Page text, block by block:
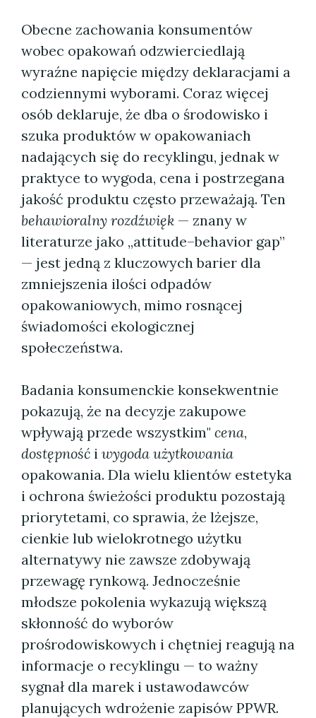
Obecne zachowania konsumentów
wobec opakowań odzwierciedlają
wyraźne napięcie między deklaracjami a
codziennymi wyborami. Coraz więcej
osób deklaruje, że dba o środowisko i
szuka produktów w opakowaniach
nadających się do recyklingu, jednak w
praktyce to wygoda, cena i postrzegana
jakość produktu często przeważają. Ten
behawioralny rozdźwięk — znany w
literaturze jako „attitude–behavior gap”
— jest jedną z kluczowych barier dla
zmniejszenia ilości odpadów
opakowaniowych, mimo rosnącej
świadomości ekologicznej
społeczeństwa.
Badania konsumenckie konsekwentnie
pokazują, że na decyzje zakupowe
wpływają przede wszystkim" cena,
dostępność i wygoda użytkowania
opakowania. Dla wielu klientów estetyka
i ochrona świeżości produktu pozostają
priorytetami, co sprawia, że lżejsze,
cienkie lub wielokrotnego użytku
alternatywy nie zawsze zdobywają
przewagę rynkową. Jednocześnie
młodsze pokolenia wykazują większą
skłonność do wyborów
prośrodowiskowych i chętniej reagują na
informacje o recyklingu — to ważny
sygnał dla marek i ustawodawców
planujących wdrożenie zapisów PPWR.